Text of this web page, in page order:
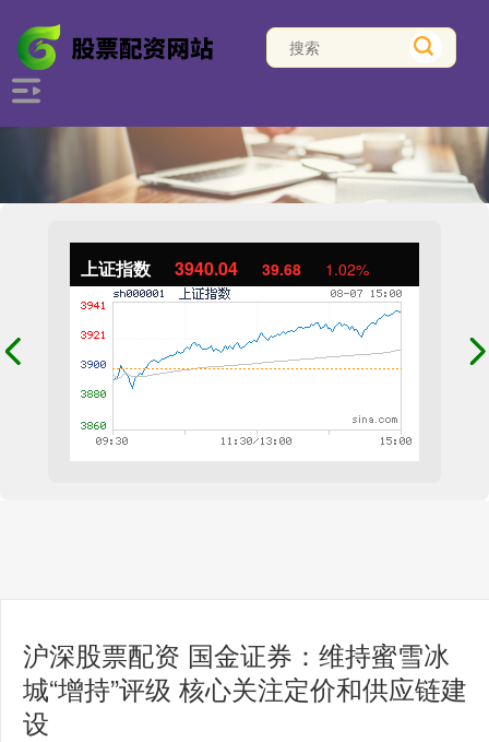
上证指数 3940.04 39.68 1.02%
沪深股票配资 国金证券：维持蜜雪冰
城“增持”评级 核心关注定价和供应链建
设